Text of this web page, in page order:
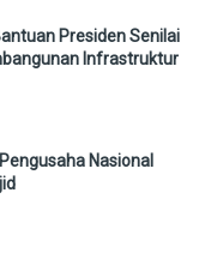
Presiden Senilai
Infrastruktur
Nasional